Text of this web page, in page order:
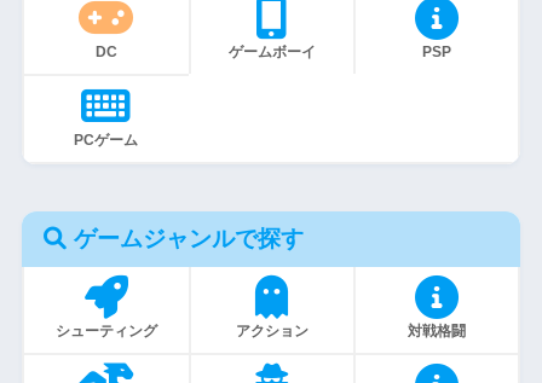
DC ゲームボーイ PSP
PCゲーム
ゲームジャンルで探す
シューティング アクション 対戦格闘